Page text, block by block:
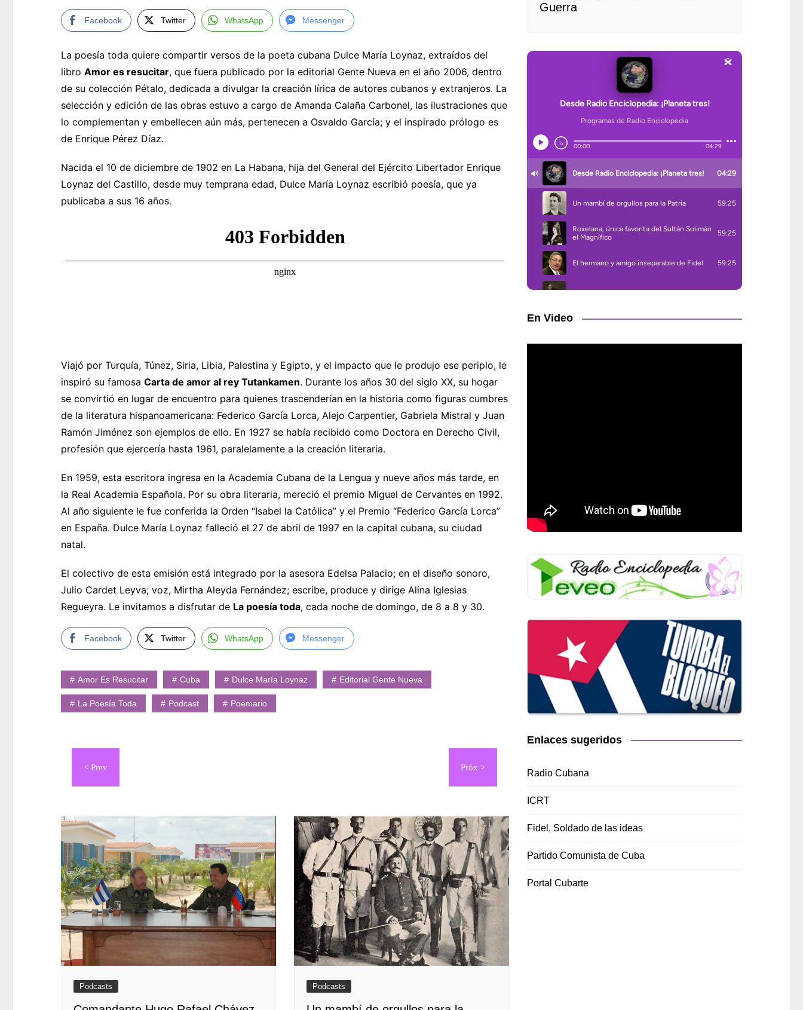
Facebook Twitter WhatsApp Messenger
La poesía toda quiere compartir versos de la poeta cubana Dulce María Loynaz, extraídos del
libro Amor es resucitar, que fuera publicado por la editorial Gente Nueva en el año 2006, dentro
de su colección Pétalo, dedicada a divulgar la creación lírica de autores cubanos y extranjeros. La
selección y edición de las obras estuvo a cargo de Amanda Calaña Carbonel, las ilustraciones que
lo complementan y embellecen aún más, pertenecen a Osvaldo García; y el inspirado prólogo es
de Enrique Pérez Díaz.
Nacida el 10 de diciembre de 1902 en La Habana, hija del General del Ejército Libertador Enrique
Loynaz del Castillo, desde muy temprana edad, Dulce María Loynaz escribió poesía, que ya
publicaba a sus 16 años.
Viajó por Turquía, Túnez, Siria, Libia, Palestina y Egipto, y el impacto que le produjo ese periplo, le
inspiró su famosa Carta de amor al rey Tutankamen. Durante los años 30 del siglo XX, su hogar
se convirtió en lugar de encuentro para quienes trascenderían en la historia como figuras cumbres
de la literatura hispanoamericana: Federico García Lorca, Alejo Carpentier, Gabriela Mistral y Juan
Ramón Jiménez son ejemplos de ello. En 1927 se había recibido como Doctora en Derecho Civil,
profesión que ejercería hasta 1961, paralelamente a la creación literaria.
En 1959, esta escritora ingresa en la Academia Cubana de la Lengua y nueve años más tarde, en
la Real Academia Española. Por su obra literaria, mereció el premio Miguel de Cervantes en 1992.
Al año siguiente le fue conferida la Orden “Isabel la Católica” y el Premio “Federico García Lorca”
en España. Dulce María Loynaz falleció el 27 de abril de 1997 en la capital cubana, su ciudad
natal.
El colectivo de esta emisión está integrado por la asesora Edelsa Palacio; en el diseño sonoro,
Julio Cardet Leyva; voz, Mirtha Aleyda Fernández; escribe, produce y dirige Alina Iglesias
Regueyra. Le invitamos a disfrutar de La poesía toda, cada noche de domingo, de 8 a 8 y 30.
Facebook Twitter WhatsApp Messenger
Amor Es Resucitar Cuba Dulce María Loynaz Editorial Gente Nueva
La Poesía Toda Podcast Poemario
Navegación
Podcasts Podcasts
Guerra
En Video
Enlaces sugeridos
Radio Cubana
ICRT
Fidel, Soldado de las ideas
Partido Comunista de Cuba
Portal Cubarte